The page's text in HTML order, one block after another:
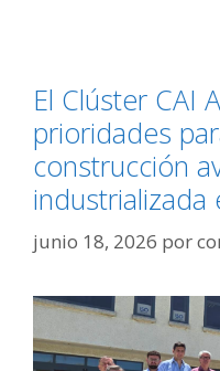
El Clúster CAI
prioridades
construcción
industrializada
junio 18, 2026 por